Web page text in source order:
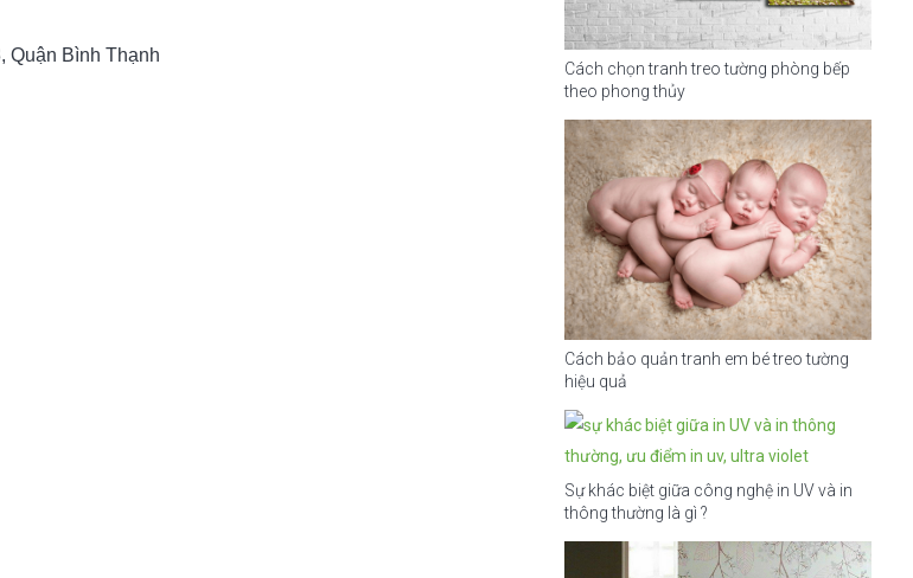
Bình Thạnh
Cách chọn tranh treo tường phòng bếp
theo phong thủy
Cách bảo quản tranh em bé treo tường
hiệu quả
Sự khác biệt giữa công nghệ in UV và in
thông thường là gì ?